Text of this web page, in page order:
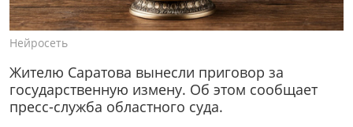
Нейросеть
Жителю Саратова вынесли приговор за
государственную измену. Об этом сообщает
пресс-служба областного суда.